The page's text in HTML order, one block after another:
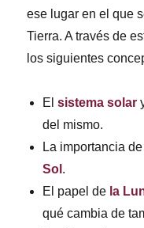
ese lugar en el que
Tierra. A través de
los siguientes
Elsistema solar
del mismo.
La importancia
Sol .
El papel de la
qué cambia de